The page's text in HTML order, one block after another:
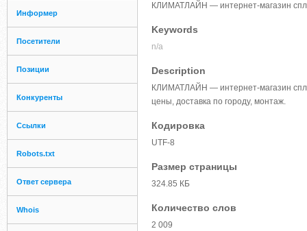
Информер
Посетители
Позиции
Конкуренты
Ссылки
Robots.txt
Ответ сервера
Whois
КЛИМАТЛАЙН — интернет-магазин
Keywords
n/a
Description
КЛИМАТЛАЙН — интернет-магазин
цены, доставка по городу, монтаж.​
Кодировка
UTF-8
Размер страницы
324.85 КБ
Количество слов
2 009